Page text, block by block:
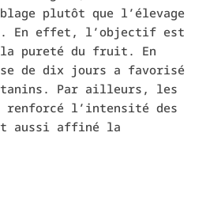
plutôt que l’élevage
En effet, l’objectif est
pureté du fruit. En
de dix jours a favorisé
tanins. Par ailleurs, les
l’intensité des
aussi affiné la